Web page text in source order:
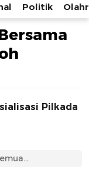
Cerita Kota
Politik
Pilkada